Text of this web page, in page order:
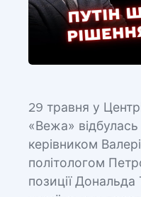
29 травня у
«Вежа»
керівником
політологом
позиції